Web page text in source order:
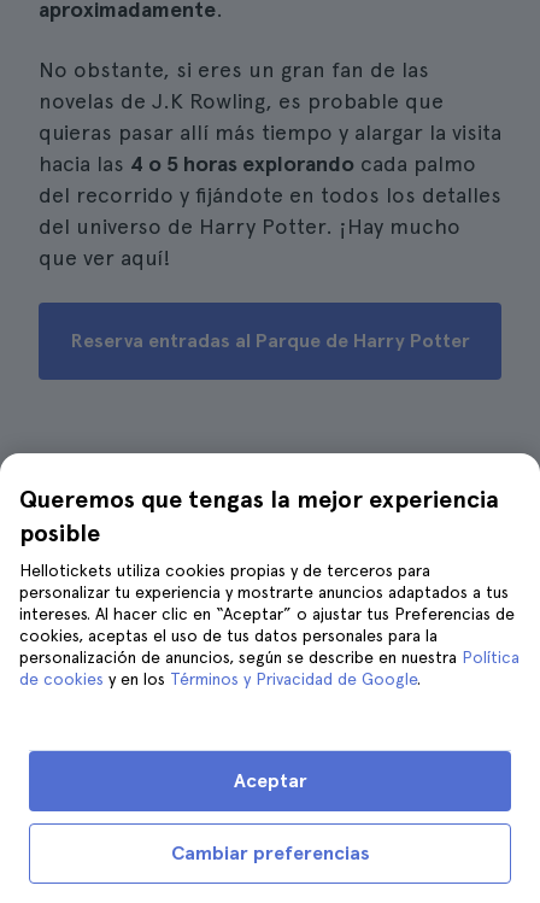
aproximadamente.
No obstante, si eres un gran fan de las
novelas de J.K Rowling, es probable que
quieras pasar allí más tiempo y alargar la visita
hacia las 4 o 5 horas explorando cada palmo
del recorrido y fijándote en todos los detalles
del universo de Harry Potter. ¡Hay mucho
que ver aquí!
Reserva entradas al Parque de Harry Potter
Parque de Harry Potter Studios?
Queremos que tengas la mejor experiencia
posible
Hellotickets utiliza cookies propias y de terceros para
personalizar tu experiencia y mostrarte anuncios adaptados a tus
intereses. Al hacer clic en “Aceptar” o ajustar tus Preferencias de
cookies, aceptas el uso de tus datos personales para la
personalización de anuncios, según se describe en nuestra Política
de cookies y en los Términos y Privacidad de Google.
Cambiar preferencias
Aceptar